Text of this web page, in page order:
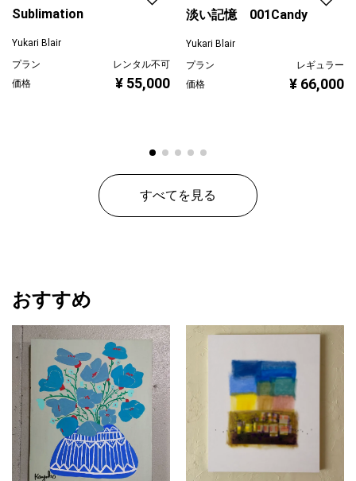
Sublimation
Yukari Blair
プラン
レンタル不可
価格
¥ 55,000
淡い記憶 001Candy
Yukari Blair
プラン
レギュラー
価格
¥ 66,000
すべてを見る
おすすめ